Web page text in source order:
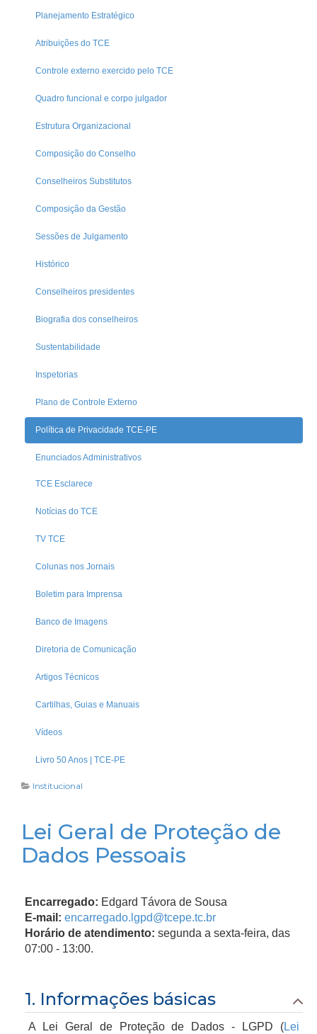
Planejamento Estratégico
Atribuições do TCE
Controle externo exercido pelo TCE
Quadro funcional e corpo julgador
Estrutura Organizacional
Composição do Conselho
Conselheiros Substitutos
Composição da Gestão
Sessões de Julgamento
Histórico
Conselheiros presidentes
Biografia dos conselheiros
Sustentabilidade
Inspetorias
Plano de Controle Externo
Política de Privacidade TCE-PE
Enunciados Administrativos
TCE Esclarece
Notícias do TCE
TV TCE
Colunas nos Jornais
Boletim para Imprensa
Banco de Imagens
Diretoria de Comunicação
Artigos Técnicos
Cartilhas, Guias e Manuais
Vídeos
Livro 50 Anos | TCE-PE
Institucional
Lei Geral de Proteção de
Dados Pessoais
Encarregado: Edgard Távora de Sousa
E-mail: encarregado.lgpd@tcepe.tc.br
Horário de atendimento: segunda a sexta-feira, das
07:00 - 13:00.
1. Informações básicas
A Lei Geral de Proteção de Dados - LGPD (Lei